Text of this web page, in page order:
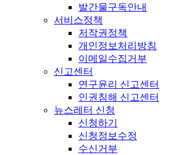
발간물구독안내
서비스정책
저작권정책
개인정보처리방침
이메일수집거부
신고센터
연구윤리 신고센터
인권침해 신고센터
뉴스레터 신청
신청하기
신청정보수정
수신거부